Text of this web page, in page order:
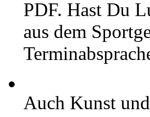
PDF. Hast Du
aus dem
Auch Kunst